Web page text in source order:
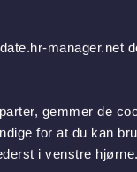
manager.net
gemmer de
for at du kan
i venstre hjørne.